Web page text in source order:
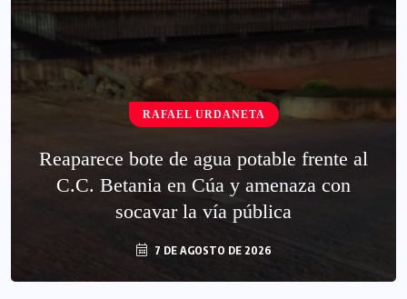
RAFAEL URDANETA
Reaparece bote de agua potable frente al
C.C. Betania en Cúa y amenaza con
socavar la vía pública
7 DE AGOSTO DE 2026